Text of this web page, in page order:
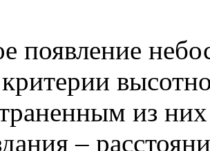
появление
из них
–